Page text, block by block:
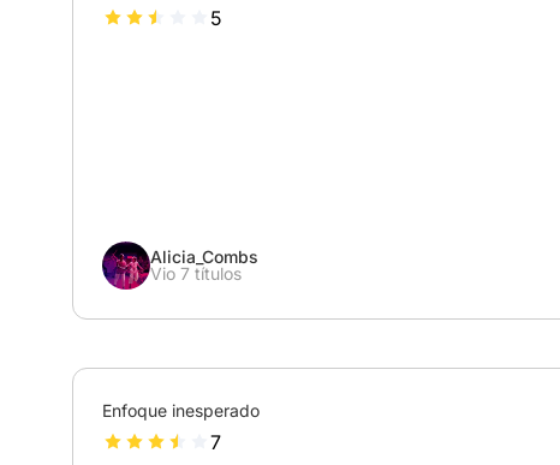
5
Alicia_Combs
Vio 7 títulos
Enfoque inesperado
7